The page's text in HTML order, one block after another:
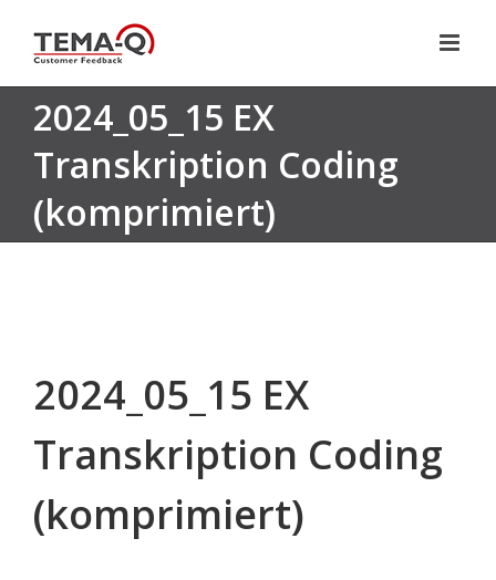
Inhalt
springen
2024_05_15 EX
Transkription Coding
(komprimiert)
2024_05_15 EX
Transkription Coding
(komprimiert)